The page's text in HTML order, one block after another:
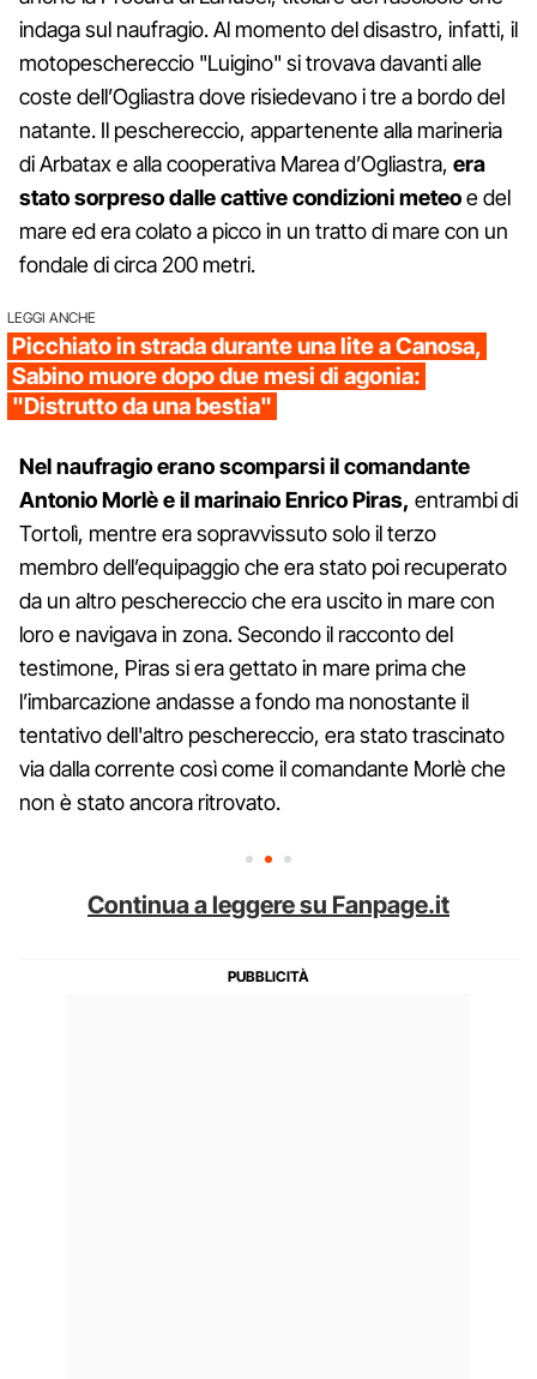
indaga sul naufragio. Al momento del disastro, infatti, il
motopeschereccio "Luigino" si trovava davanti alle
coste dell’Ogliastra dove risiedevano i tre a bordo del
natante. Il peschereccio, appartenente alla marineria
di Arbatax e alla cooperativa Marea d’Ogliastra, era
stato sorpreso dalle cattive condizioni meteoe del
mare ed era colato a picco in un tratto di mare con un
fondale di circa 200 metri.
LEGGI ANCHE
Picchiato in strada durante una lite a Canosa,
Sabino muore dopo due mesi di agonia:
"Distrutto da una bestia"
Nel naufragio erano scomparsi il comandante
Antonio Morlè e il marinaio Enrico Piras, entrambi di
Tortolì, mentre era sopravvissuto solo il terzo
membro dell’equipaggio che era stato poi recuperato
da un altro peschereccio che era uscito in mare con
loro e navigava in zona. Secondo il racconto del
testimone, Piras si era gettato in mare prima che
l’imbarcazione andasse a fondo ma nonostante il
tentativo dell'altro peschereccio, era stato trascinato
via dalla corrente così come il comandante Morlè che
non è stato ancora ritrovato.
Continua a leggere su Fanpage.it